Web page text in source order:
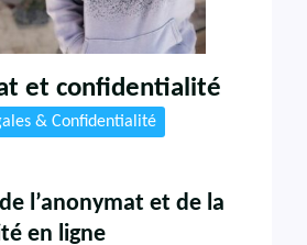
et confidentialité
& Confidentialité
l’anonymat et de la
en ligne